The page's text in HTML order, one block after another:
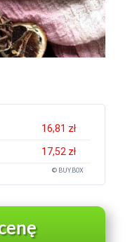
16,81 zł
17,52 zł
© BUY.BOX